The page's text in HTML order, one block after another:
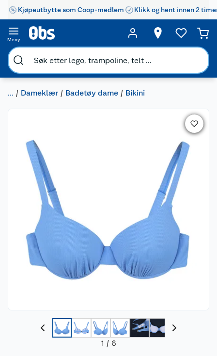
Kjøpeutbytte som Coop-medlem Klikk og hent innen 2
Meny
... Dameklær Badetøy dame Bikini
1 / 6